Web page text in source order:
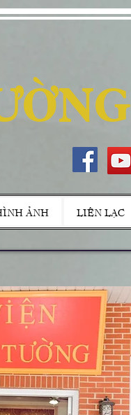
ẢNH LIÊN LẠC